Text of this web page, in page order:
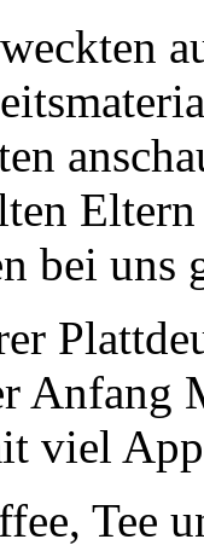
bei uns
Anfang
viel
Tee